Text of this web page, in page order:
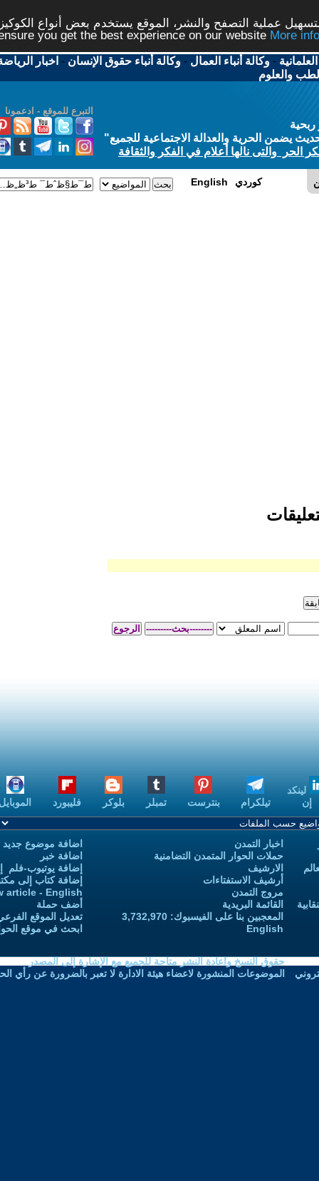
الموقع يستخدم بعض أنواع الكوكيز نرجو النقر على الزر
-وكالة أنباء حقوق الإنسان-اخبار الرياضة-اخبار
للجميع"
الفكر والثقافة
تمبلر بلوكر فليبورد الموبايل بودكاست
التضامنية
اضافة خبر
إضافة يوتيوب-فلم إلى يوتيوب التمدن
Add new article - English
تعديل الموقع الفرعي للكاتب-ة
ابحث في موقع الحوار المتمدن
متاحة للجميع مع الإشارة إلى المصدر
هيئة الادارة لا تعبر بالضرورة عن رأي الحوار المتمدن